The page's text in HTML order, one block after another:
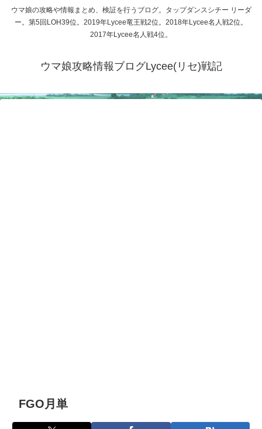
ウマ娘の攻略や情報まとめ、検証を行うブログ。タップダンスシチー リーダ
ー。第5回LOH39位。2019年Lycee竜王戦2位。2018年Lycee名人戦2位。
2017年Lycee名人戦4位。
ウマ娘攻略情報ブログLycee(リセ)戦記
FGO月単